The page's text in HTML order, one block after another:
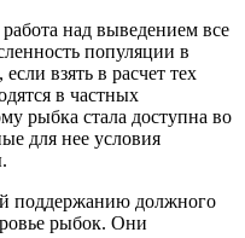
над выведением все
популяции в
взять в расчет тех
в частных
рыбка стала доступна во
для нее условия
поддержанию должного
рыбок. Они